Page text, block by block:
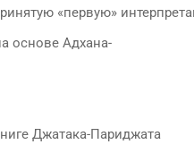
«первую»
основе Адхана-
Джатака-Париджата